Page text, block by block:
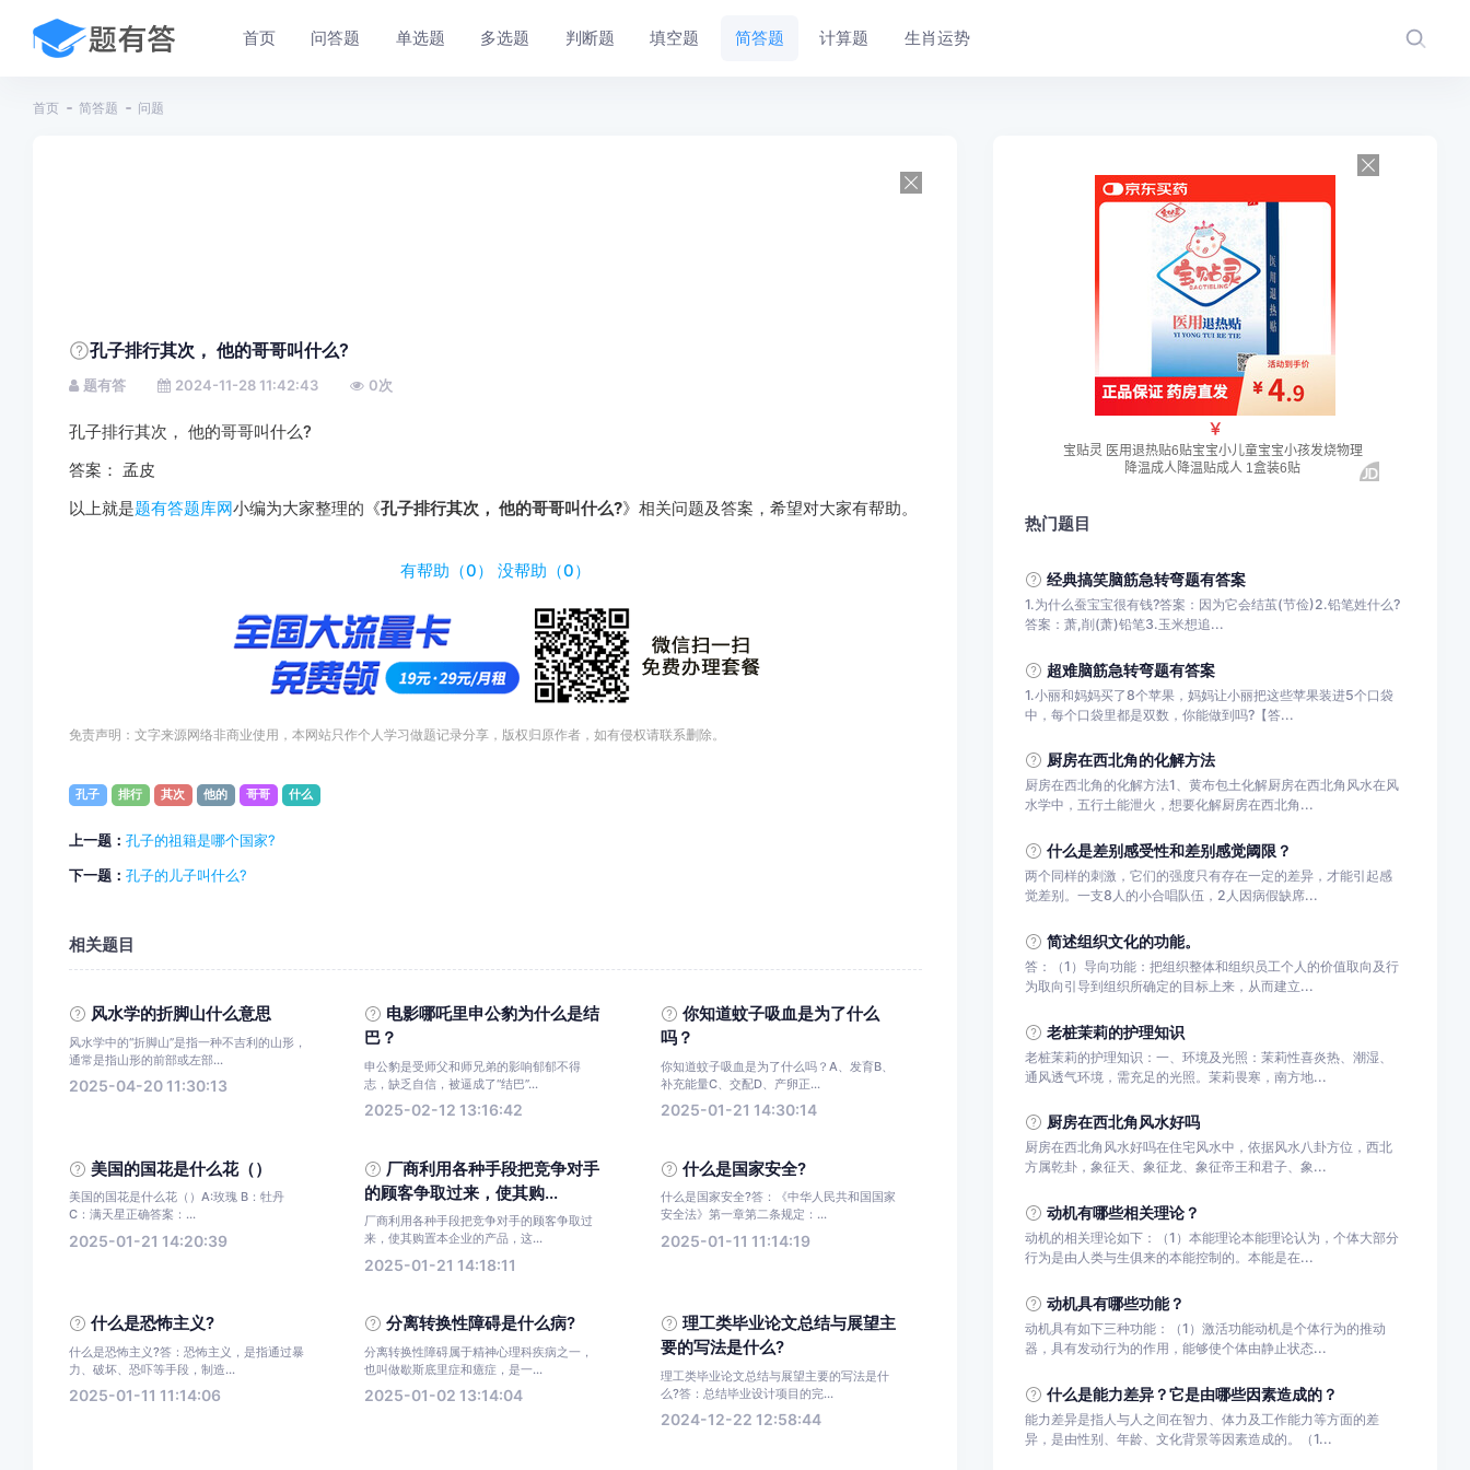
首页 问答题 单选题 多选题 判断题 填空题 简答题 计算题 生肖运势
首页 简答题 问题
孔子排行其次， 他的哥哥叫什么?
题有答 2024-11-28 11:42:43 0次
孔子排行其次， 他的哥哥叫什么?
答案： 孟皮
以上就是题有答题库网小编为大家整理的《孔子排行其次， 他的哥哥叫什么?》相关问题及答案，希望对大家有帮助。
有帮助（0） 没帮助（0）
免责声明：文字来源网络非商业使用，本网站只作个人学习做题记录分享，版权归原作者，如有侵权请联系删除。
孔子 排行 其次 他的 哥哥 什么
上一题： 孔子的祖籍是哪个国家?
下一题： 孔子的儿子叫什么?
相关题目
风水学的折脚山什么意思
风水学中的“折脚山”是指一种不吉利的山形，
通常是指山形的前部或左部...
2025-04-20 11:30:13
电影哪吒里申公豹为什么是结
巴？
申公豹是受师父和师兄弟的影响郁郁不得
志，缺乏自信，被逼成了“结巴”...
2025-02-12 13:16:42
你知道蚊子吸血是为了什么
吗？
你知道蚊子吸血是为了什么吗？A、发育B、
补充能量C、交配D、产卵正...
2025-01-21 14:30:14
美国的国花是什么花（）
美国的国花是什么花（）A:玫瑰 B：牡丹
C：满天星正确答案：...
2025-01-21 14:20:39
厂商利用各种手段把竞争对手
的顾客争取过来，使其购...
厂商利用各种手段把竞争对手的顾客争取过
来，使其购置本企业的产品，这...
2025-01-21 14:18:11
什么是国家安全?
什么是国家安全?答：《中华人民共和国国家
安全法》第一章第二条规定：...
2025-01-11 11:14:19
什么是恐怖主义?
什么是恐怖主义?答：恐怖主义，是指通过暴
力、破坏、恐吓等手段，制造...
2025-01-11 11:14:06
分离转换性障碍是什么病?
分离转换性障碍属于精神心理科疾病之一，
也叫做歇斯底里症和癔症，是一...
2025-01-02 13:14:04
理工类毕业论文总结与展望主
要的写法是什么?
理工类毕业论文总结与展望主要的写法是什
么?答：总结毕业设计项目的完...
2024-12-22 12:58:44
热门题目
经典搞笑脑筋急转弯题有答案
1.为什么蚕宝宝很有钱?答案：因为它会结茧(节俭)2.铅笔姓什么?
答案：萧,削(萧)铅笔3.玉米想追...
超难脑筋急转弯题有答案
1.小丽和妈妈买了8个苹果，妈妈让小丽把这些苹果装进5个口袋
中，每个口袋里都是双数，你能做到吗?【答...
厨房在西北角的化解方法
厨房在西北角的化解方法1、黄布包土化解厨房在西北角风水在风
水学中，五行土能泄火，想要化解厨房在西北角...
什么是差别感受性和差别感觉阈限？
两个同样的刺激，它们的强度只有存在一定的差异，才能引起感
觉差别。一支8人的小合唱队伍，2人因病假缺席...
简述组织文化的功能。
答：（1）导向功能：把组织整体和组织员工个人的价值取向及行
为取向引导到组织所确定的目标上来，从而建立...
老桩茉莉的护理知识
老桩茉莉的护理知识：一、环境及光照：茉莉性喜炎热、潮湿、
通风透气环境，需充足的光照。茉莉畏寒，南方地...
厨房在西北角风水好吗
厨房在西北角风水好吗在住宅风水中，依据风水八卦方位，西北
方属乾卦，象征天、象征龙、象征帝王和君子、象...
动机有哪些相关理论？
动机的相关理论如下：（1）本能理论本能理论认为，个体大部分
行为是由人类与生俱来的本能控制的。本能是在...
动机具有哪些功能？
动机具有如下三种功能：（1）激活功能动机是个体行为的推动
器，具有发动行为的作用，能够使个体由静止状态...
什么是能力差异？它是由哪些因素造成的？
能力差异是指人与人之间在智力、体力及工作能力等方面的差
异，是由性别、年龄、文化背景等因素造成的。（1...